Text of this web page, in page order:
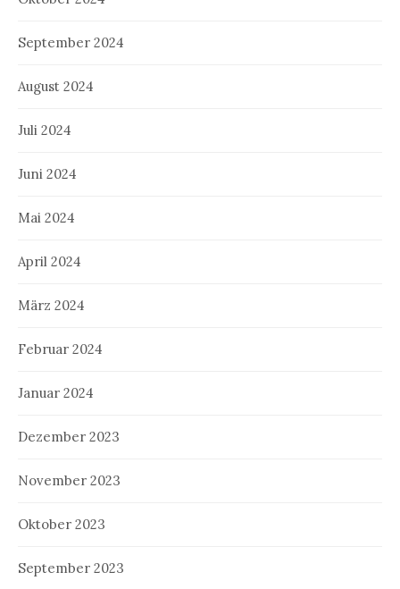
September 2024
August 2024
Juli 2024
Juni 2024
Mai 2024
April 2024
März 2024
Februar 2024
Januar 2024
Dezember 2023
November 2023
Oktober 2023
September 2023